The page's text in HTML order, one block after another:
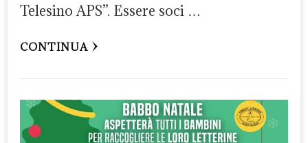
Telesino APS”. Essere soci …
CONTINUA